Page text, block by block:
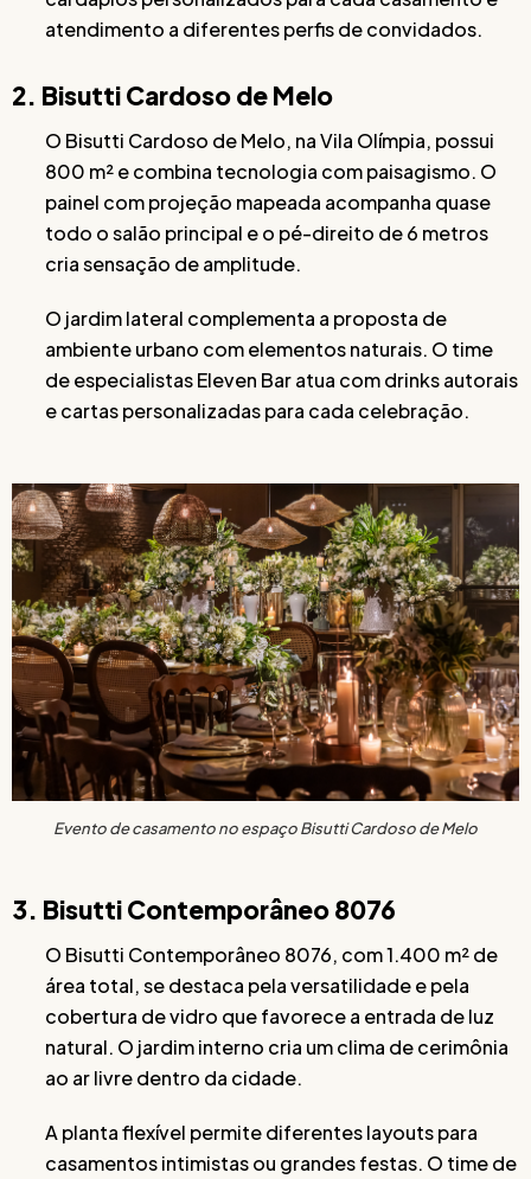
atendimento a diferentes perfis de convidados.
2. Bisutti Cardoso de Melo
O Bisutti Cardoso de Melo, na Vila Olímpia, possui
800 m² e combina tecnologia com paisagismo. O
painel com projeção mapeada acompanha quase
todo o salão principal e o pé-direito de 6 metros
cria sensação de amplitude.
O jardim lateral complementa a proposta de
ambiente urbano com elementos naturais. O time
de especialistas Eleven Bar atua com drinks autorais
e cartas personalizadas para cada celebração.
Evento de casamento no espaço Bisutti Cardoso de Melo
3. Bisutti Contemporâneo 8076
O Bisutti Contemporâneo 8076, com 1.400 m² de
área total, se destaca pela versatilidade e pela
cobertura de vidro que favorece a entrada de luz
natural. O jardim interno cria um clima de cerimônia
ao ar livre dentro da cidade.
A planta flexível permite diferentes layouts para
casamentos intimistas ou grandes festas. O time de